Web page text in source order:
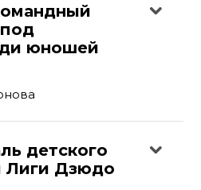
юношей
детского
Лиги Дзюдо